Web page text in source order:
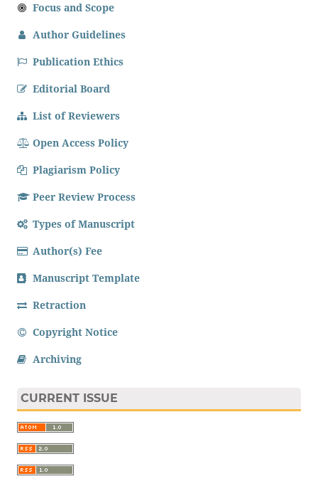
Focus and Scope
Author Guidelines
Publication Ethics
Editorial Board
List of Reviewers
Open Access Policy
Plagiarism Policy
Peer Review Process
Types of Manuscript
Author(s) Fee
Manuscript Template
Retraction
Copyright Notice
Archiving
CURRENT ISSUE